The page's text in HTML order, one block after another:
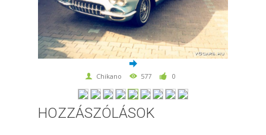
Chikano 577 0
HOZZÁSZÓLÁSOK